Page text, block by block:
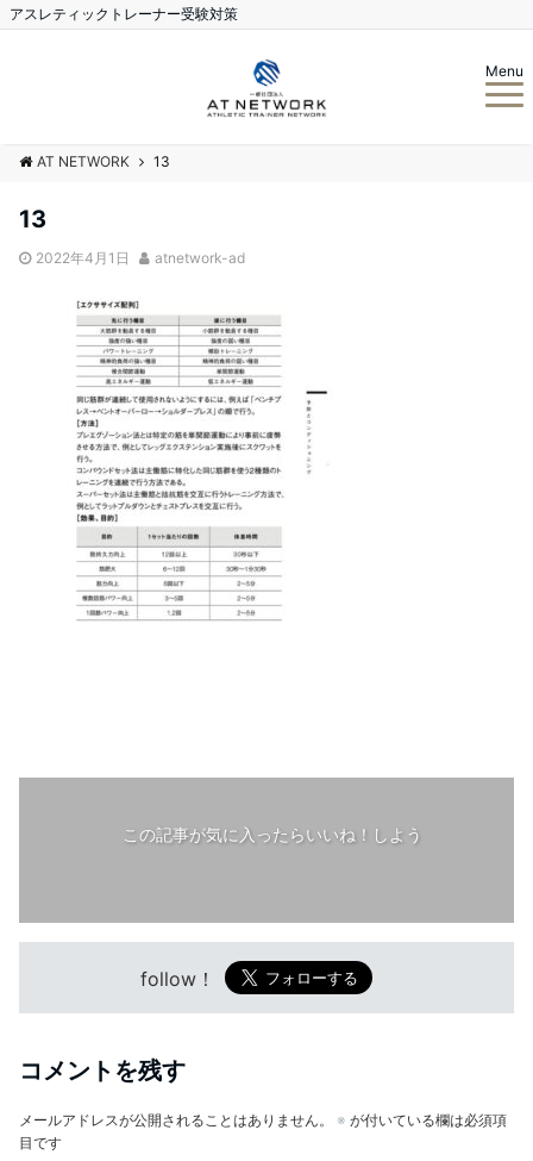
アスレティックトレーナー受験対策
Menu
AT NETWORK 13
13
2022年4月1日 atnetwork-ad
この記事が気に入ったらいいね！しよう
follow！
コメントを残す
メールアドレスが公開されることはありません。 ※ が付いている欄は必須項
目です